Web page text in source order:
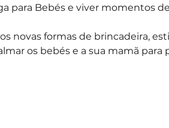
para Bebés e viver momentos
novas formas de brincadeira,
os bebés e a sua mamã